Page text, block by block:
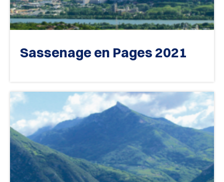
Sassenage en Pages 2021